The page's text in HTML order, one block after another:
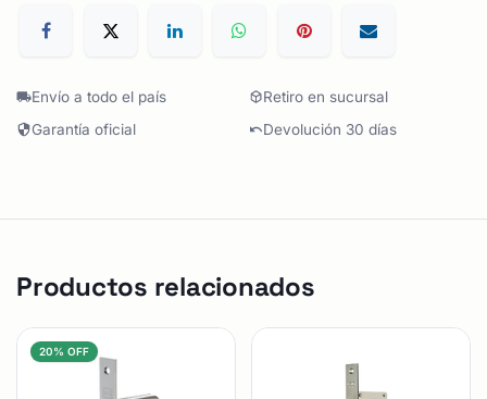
Envío a todo el país
Retiro en sucursal
Garantía oficial
Devolución 30 días
Productos relacionados
20% OFF